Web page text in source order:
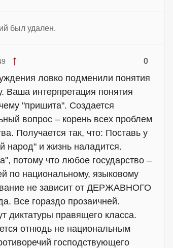
был удален.
0
ловко подменили понятия
Ваша интерпретация понятия
"пришита". Создается
вопрос – корень всех проблем
Получается так, что: Поставь у
народ" и жизнь наладится.
потому что любое государство –
по национальному, языковому
не зависит от ДЕРЖАВНОГО
Все гораздо прозаичней.
диктатуры правящего класса.
отнюдь не национальным
господствующего